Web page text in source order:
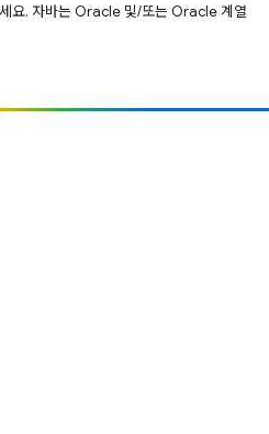
요. 자바는 Oracle 및/또는 Oracle 계열